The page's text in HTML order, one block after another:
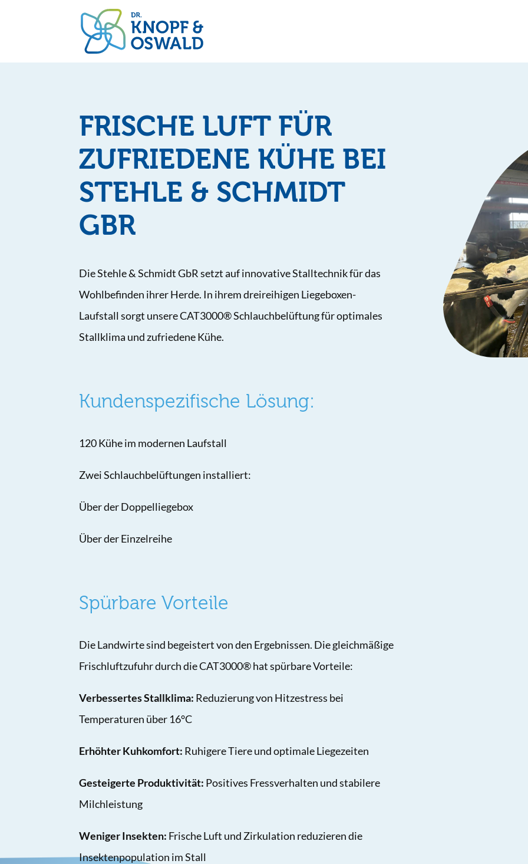
FRISCHE LUFT FÜR
ZUFRIEDENE KÜHE BEI
STEHLE & SCHMIDT
GBR
Die Stehle & Schmidt GbR setzt auf innovative Stalltechnik für das
Wohlbefinden ihrer Herde. In ihrem dreireihigen Liegeboxen-
Laufstall sorgt unsere CAT3000® Schlauchbelüftung für optimales
Stallklima und zufriedene Kühe.
Kundenspezifische Lösung:
120 Kühe im modernen Laufstall
Zwei Schlauchbelüftungen installiert:
Über der Doppelliegebox
Über der Einzelreihe
Spürbare Vorteile
Die Landwirte sind begeistert von den Ergebnissen. Die gleichmäßige
Frischluftzufuhr durch die CAT3000® hat spürbare Vorteile:
Verbessertes Stallklima: Reduzierung von Hitzestress bei
Temperaturen über 16°C
Erhöhter Kuhkomfort: Ruhigere Tiere und optimale Liegezeiten
Gesteigerte Produktivität: Positives Fressverhalten und stabilere
Milchleistung
Weniger Insekten: Frische Luft und Zirkulation reduzieren die
Insektenpopulation im Stall